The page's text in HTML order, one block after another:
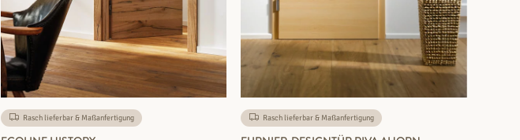
Rasch lieferbar & Maßanfertigung Rasch lieferbar & Maßanfertigung